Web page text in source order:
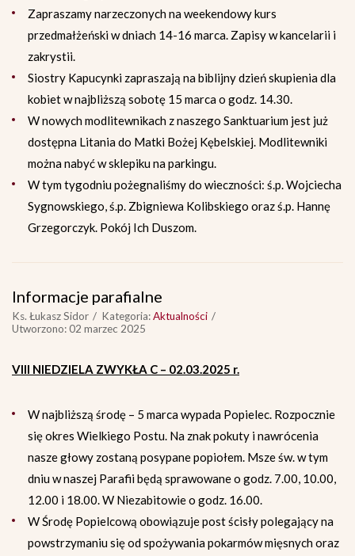
Zapraszamy narzeczonych na weekendowy kurs
przedmałżeński w dniach 14-16 marca. Zapisy w kancelarii i
zakrystii.
Siostry Kapucynki zapraszają na biblijny dzień skupienia dla
kobiet w najbliższą sobotę 15 marca o godz. 14.30.
W nowych modlitewnikach z naszego Sanktuarium jest już
dostępna Litania do Matki Bożej Kębelskiej. Modlitewniki
można nabyć w sklepiku na parkingu.
W tym tygodniu pożegnaliśmy do wieczności: ś.p. Wojciecha
Sygnowskiego, ś.p. Zbigniewa Kolibskiego oraz ś.p. Hannę
Grzegorczyk. Pokój Ich Duszom.
Informacje parafialne
Ks. Łukasz Sidor Kategoria:Aktualności
Utworzono: 02 marzec 2025
VIII NIEDZIELA ZWYKŁA C – 02.03.2025 r.
W najbliższą środę – 5 marca wypada Popielec. Rozpocznie
się okres Wielkiego Postu. Na znak pokuty i nawrócenia
nasze głowy zostaną posypane popiołem. Msze św. w tym
dniu w naszej Parafii będą sprawowane o godz. 7.00, 10.00,
12.00 i 18.00. W Niezabitowie o godz. 16.00.
W Środę Popielcową obowiązuje post ścisły polegający na
powstrzymaniu się od spożywania pokarmów mięsnych oraz